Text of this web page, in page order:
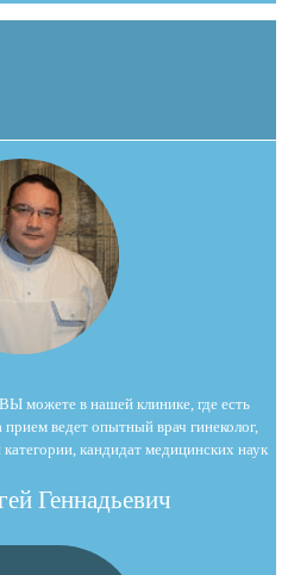
можете в нашей клинике, где есть
ведет опытный врач гинеколог,
кандидат медицинских наук
Геннадьевич